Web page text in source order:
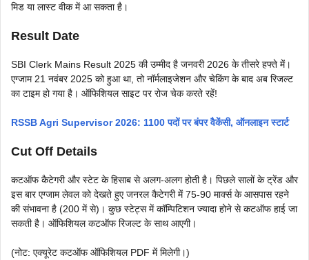
मिड या लास्ट वीक में आ सकता है।
Result Date
SBI Clerk Mains Result 2025 की उम्मीद है जनवरी 2026 के तीसरे हफ्ते में।
एग्जाम 21 नवंबर 2025 को हुआ था, तो नॉर्मलाइजेशन और चेकिंग के बाद अब रिजल्ट
का टाइम हो गया है। ऑफिशियल साइट पर रोज चेक करते रहें!
RSSB Agri Supervisor 2026: 1100 पदों पर बंपर वैकेंसी, ऑनलाइन स्टार्ट
Cut Off Details
कटऑफ कैटेगरी और स्टेट के हिसाब से अलग-अलग होती है। पिछले सालों के ट्रेंड और
इस बार एग्जाम लेवल को देखते हुए जनरल कैटेगरी में 75-90 मार्क्स के आसपास रहने
की संभावना है (200 में से)। कुछ स्टेट्स में कॉम्पिटिशन ज्यादा होने से कटऑफ हाई जा
सकती है। ऑफिशियल कटऑफ रिजल्ट के साथ आएगी।
(नोट: एक्यूरेट कटऑफ ऑफिशियल PDF में मिलेगी।)